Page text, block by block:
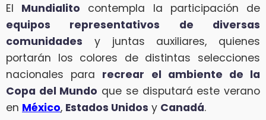
El Mundialito contempla la participación de
equipos representativos de diversas
comunidades y juntas auxiliares, quienes
portarán los colores de distintas selecciones
nacionales para recrear el ambiente de la
Copa del Mundo que se disputará este verano
en México, Estados Unidos y Canadá.